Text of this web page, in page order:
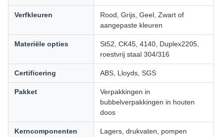
Verfkleuren
Rood, Grijs, Geel, Zwart of
aangepaste kleuren
Materiële opties
St52, CK45, 4140, Duplex2205,
roestvrij staal 304/316
Certificering ABS, Lloyds, SGS
Pakket
Verpakkingen in
bubbelverpakkingen in houten
doos
Kerncomponenten Lagers, drukvaten, pompen